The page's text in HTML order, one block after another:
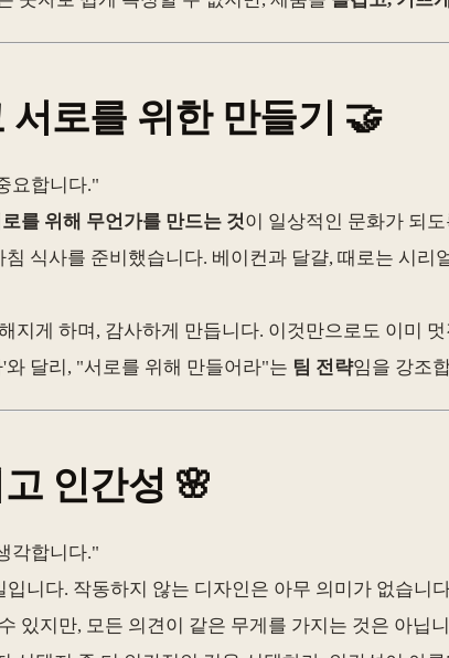
로를 위한 만들기 🤝
요합니다."
를 위해 무언가를 만드는 것이 일상적인 문화가 되
식사를 준비했습니다. 베이컨과 달걀, 때로는 시
지게 하며, 감사하게 만듭니다. 이것만으로도 이미
달리, "서로를 위해 만들어라"는 팀 전략임을 강조
인간성 🌸
각합니다."
니다. 작동하지 않는 디자인은 아무 의미가 없습니
있지만, 모든 의견이 같은 무게를 가지는 것은 아닙